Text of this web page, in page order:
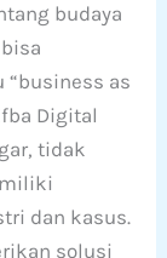
budaya
as
Digital
tidak
dan kasus.
solusi